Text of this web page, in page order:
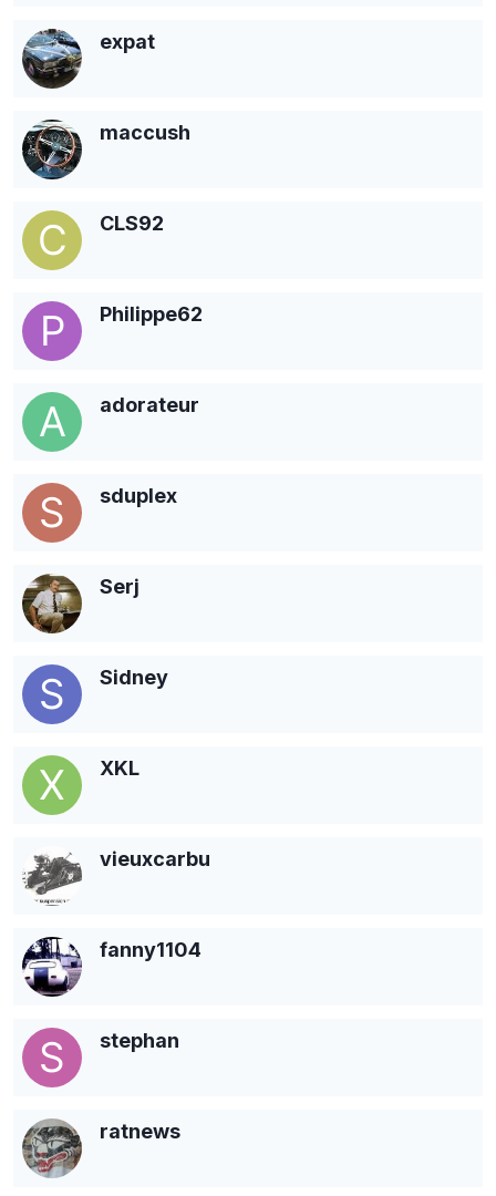
expat
maccush
CLS92
Philippe62
adorateur
sduplex
Serj
Sidney
XKL
vieuxcarbu
fanny1104
stephan
ratnews